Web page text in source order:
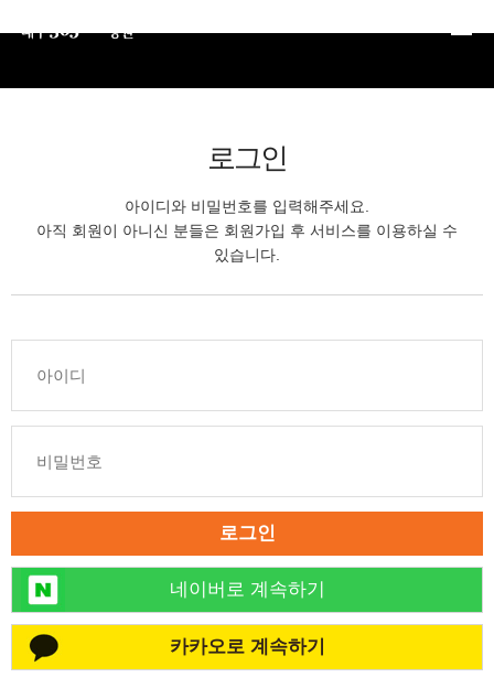
로그인
아이디와 비밀번호를 입력해주세요.
아직 회원이 아니신 분들은 회원가입 후 서비스를 이용하실 수
있습니다.
로그인
네이버로 계속하기
카카오로 계속하기